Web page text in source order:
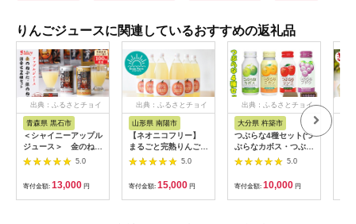
りんごジュースに関連しているおすすめの返礼品
出典：ふるさとチョイ
青森県 黒石市
＜シャイニーアップル
ジュース＞ 金のねぶ
た・銀のねぶた詰合せ
セット【1105738】
5.0
寄付金額: 13,000 円
出典：ふるさとチョイ
山形県 南陽市
【ネオニコフリー】
まるごと完熟りんごジ
ュース 6本セット
［令和7年産完熟ふじ
りんご100％使用］
『遠藤果樹農園』 ネ
オニコフリー 生産農
5.0
寄付金額: 15,000 円
出典：ふるさとチョイ
大分県 杵築市
つぶらな4種セット(つ
ぶらなカボス・つぶら
なミカン・つぶらなリ
ンゴ・つぶらなブド
ウ)各190g×5本 計20
本 ／ つぶらな つぶら
なカボス ジュース か
5.0
寄付金額: 10,000 円